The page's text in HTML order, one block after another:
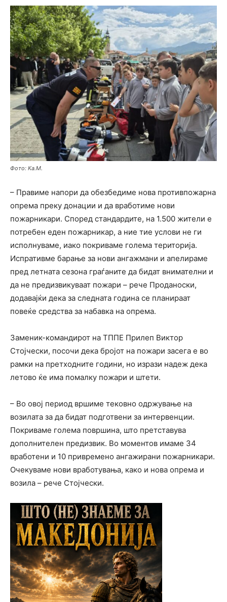
Фото: Ка.М.
– Правиме напори да обезбедиме нова противпожарна
опрема преку донации и да вработиме нови
пожарникари. Според стандардите, на 1.500 жители е
потребен еден пожарникар, а ние тие услови не ги
исполнуваме, иако покриваме голема територија.
Испративме барање за нови ангажмани и апелираме
пред летната сезона граѓаните да бидат внимателни и
да не предизвикуваат пожари – рече Проданоски,
додавајќи дека за следната година се планираат
повеќе средства за набавка на опрема.
Заменик-командирот на ТППЕ Прилеп Виктор
Стојчески, посочи дека бројот на пожари засега е во
рамки на претходните години, но изрази надеж дека
летово ќе има помалку пожари и штети.
– Во овој период вршиме тековно одржување на
возилата за да бидат подготвени за интервенции.
Покриваме голема површина, што претставува
дополнителен предизвик. Во моментов имаме 34
вработени и 10 привремено ангажирани пожарникари.
Очекуваме нови вработувања, како и нова опрема и
возила – рече Стојчески.